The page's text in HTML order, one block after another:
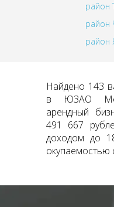
район
район
район
Найдено 143
в ЮЗАО
арендный
491 667
доходом до
окупаемостью